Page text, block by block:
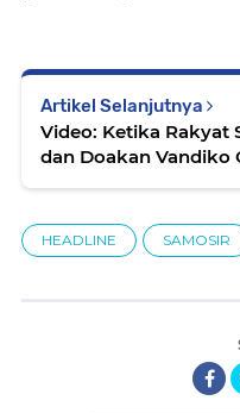
Artikel Selanjutnya
Video: Ketika Rakyat
dan Doakan Vandiko
HEADLINE SAMOSIR